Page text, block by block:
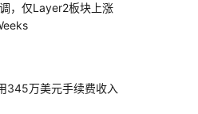
，仅Layer2板块上涨
345万美元手续费收入